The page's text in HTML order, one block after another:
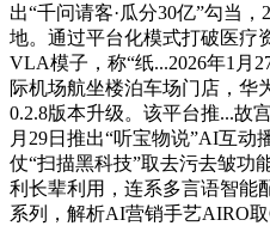
出“千问请客·瓜分30亿”勾当
地。通过平台化模式打破医疗
VLA模子，称“纸...2026年1月
际机场航坐楼泊车场门店，华
0.2.8版本升级。该平台推...故
月29日推出“听宝物说”AI互
仗“扫描黑科技”取去污去皱功
利长辈利用，连系多言语智能
系列，解析AI营销手艺AIRO